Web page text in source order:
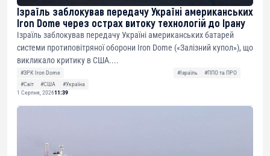
Ізраїль заблокував передачу Україні американських
Iron Dome через острах витоку технологій до Ірану
Ізраїль заблокував передачу Україні американських батарей
системи протиповітряної оборони Iron Dome («Залізний купол»), що
викликало критику в США....
#ЗРК Iron Dome #Ізраїль
#ППО та ПРО
#Світ
#США
#Україна
1 Серпня, 202611:39